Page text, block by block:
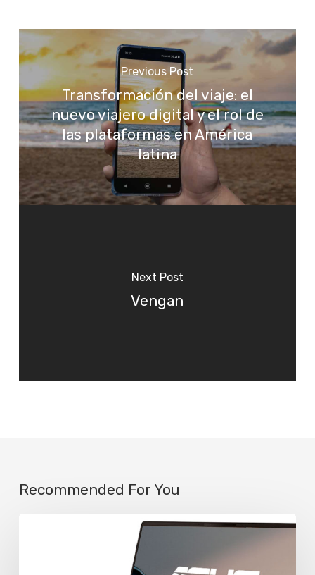
Previous Post
Transformación del viaje: el
nuevo viajero digital y el rol de
las plataformas en América
latina
Next Post
Vengan
Recommended For You